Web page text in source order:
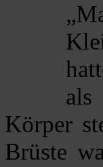
als
Körper
Brüste